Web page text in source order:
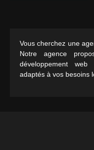
Vous cherchez une
Notre agence
développement
adaptés à vos besoins